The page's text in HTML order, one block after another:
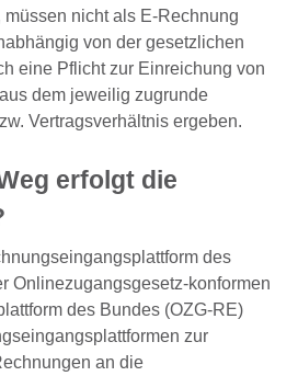
nicht als E-Rechnung
von der gesetzlichen
eine Pflicht zur Einreichung von
dem jeweilig zugrunde
Vertragsverhältnis ergeben.
erfolgt die
des
Onlinezugangsgesetz-konformen
des Bundes (OZG-RE)
zur
an die